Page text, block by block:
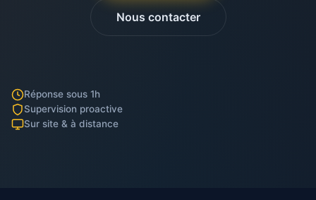
Nous contacter
Réponse sous 1h
Supervision proactive
Sur site & à distance